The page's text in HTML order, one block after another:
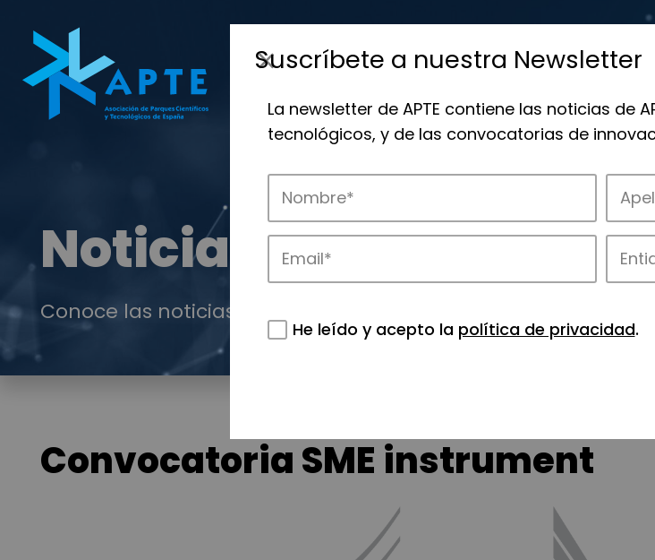
Noticias
Conoce las noticias más destacadas de APTE y sus parques
Convocatoria SME instrument
Suscríbete a nuestra Newsletter
La newsletter de APTE contiene las noticias de
tecnológicos, y de las convocatorias de
He leído y acepto la política de privacidad.